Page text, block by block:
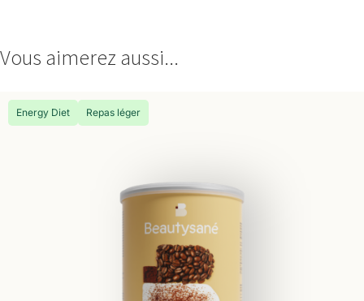
Vous aimerez aussi...
Energy Diet Repas léger